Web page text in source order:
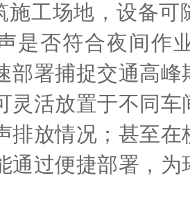
施工场地，设备可
是否符合夜间作
部署捕捉交通高
灵活放置于不同
排放情况；甚至
通过便捷部署，